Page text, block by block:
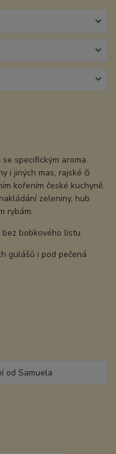
specifickým aroma.
i jiných mas, rajské či
kořením české kuchyně.
zeleniny, hub
rybám.
bobkového listu.
gulášů i pod pečená
od Samuela